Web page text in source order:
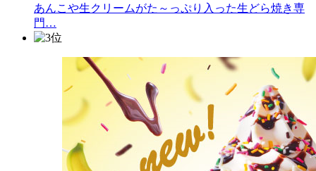
あんこや生クリームがた～っぷり入った生どら焼き専
門…